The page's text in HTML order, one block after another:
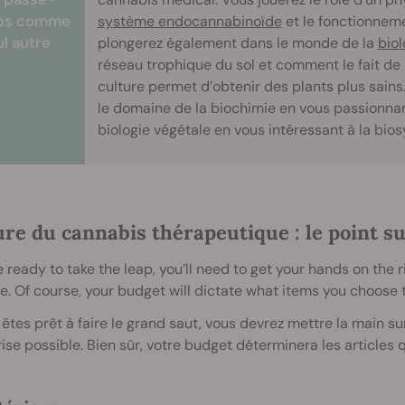
comme
autre
système endocannabinoïdeet le
plongerez également dans le monde de la
réseau trophique du sol et comment le fait
culture permet d’obtenir des plants plus
le domaine de la biochimie en vous
biologie végétale en vous intéressant à la
du cannabis thérapeutique : le point
ready to take the leap, you’ll need to get your hands on
Of course, your budget will dictate what items you choose
êtes prêt à faire le grand saut, vous devrez mettre la main
possible. Bien sûr, votre budget déterminera les articles